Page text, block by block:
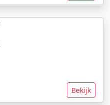
Bekijk